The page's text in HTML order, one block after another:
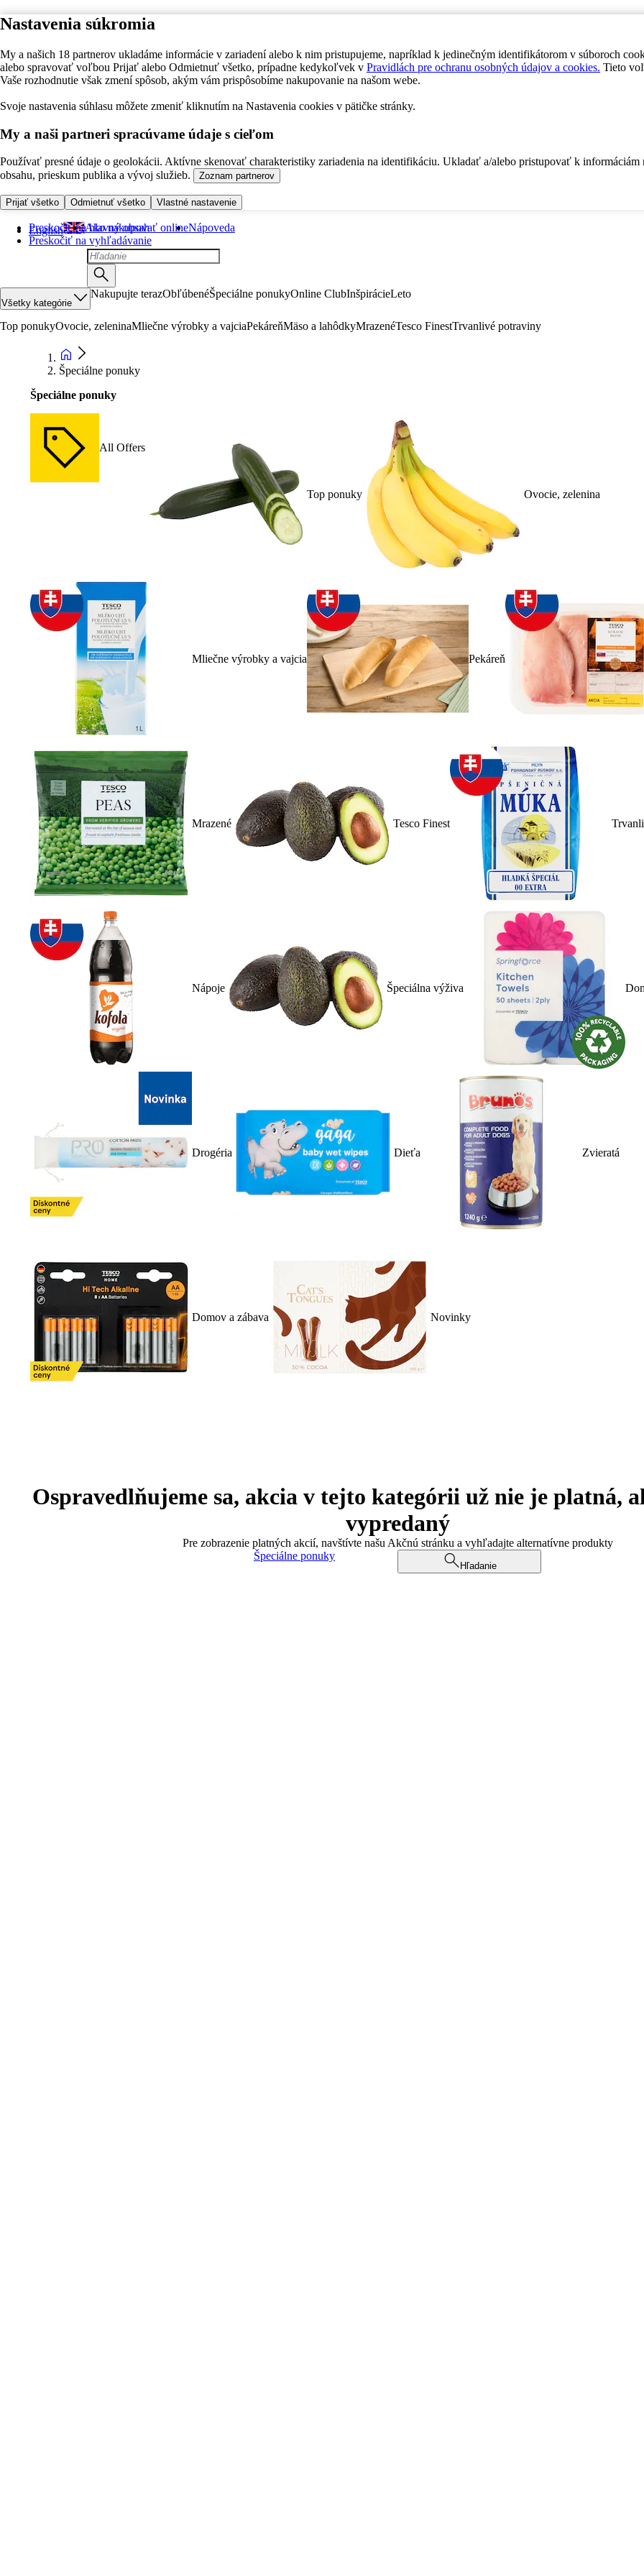
Nastavenia súkromia
My a našich 18 partnerov ukladáme informácie v zariadení alebo k nim pristupujeme, napríklad k jedinečným identifikátorom v súboroch
alebo spravovať voľbou Prijať alebo Odmietnuť všetko, prípadne kedykoľvek v Pravidlách pre ochranu osobných údajov a cookies. Tieto
Vaše rozhodnutie však zmení spôsob, akým vám prispôsobíme nakupovanie na našom webe.
Svoje nastavenia súhlasu môžete zmeniť kliknutím na Nastavenia cookies v pätičke stránky.
My a naši partneri spracúvame údaje s cieľom
Používať presné údaje o geolokácii. Aktívne skenovať charakteristiky zariadenia na identifikáciu. Ukladať a/alebo pristupovať k informáciám
obsahu, prieskum publika a vývoj služieb.
Zoznam partnerov
Prijať všetko Odmietnuť všetko Vlastné nastavenie
Preskočiť na hlavný obsah
Preskočiť na vyhľadávanie
English Ako nakupovať onlineNápoveda
Všetky kategórie
Nakupujte terazObľúbenéŠpeciálne ponukyOnline ClubInšpirácieLeto
Top ponukyOvocie, zeleninaMliečne výrobky a vajciaPekáreňMäso a lahôdkyMrazenéTesco FinestTrvanlivé potraviny
Špeciálne ponuky
Špeciálne ponuky
All Offers
Top ponuky Ovocie, zelenina
Mliečne výrobky a vajcia Pekáreň
Mrazené Tesco Finest
Nápoje Špeciálna výživa
Drogéria Dieťa Zvieratá
Domov a zábava Novinky
Ospravedlňujeme sa, akcia v tejto kategórii už nie je platná,
vypredaný
Pre zobrazenie platných akcií, navštívte našu Akčnú stránku a vyhľadajte alternatívne produkty
Špeciálne ponuky
Hľadanie